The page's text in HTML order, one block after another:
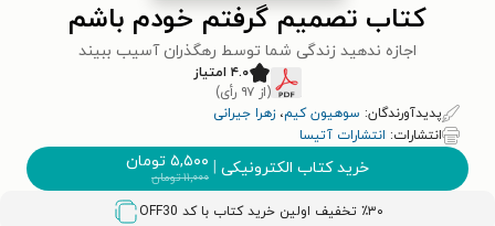
کتاب تصمیم گرفتم خودم باشم
اجازه ندهید زندگی شما توسط رهگذران آسیب ببیند
۴.۰ امتیاز
(از ۹۷ رأی)
پدیدآورندگان: سوهیون کیم، زهرا جیرانی
انتشارات: انتشارات آتیسا
خرید کتاب الکترونیکی | ۵,۵۰۰ تومان
۱۱,۰۰۰تومان
٪۳۰ تخفیف اولین خرید کتاب با کد OFF30